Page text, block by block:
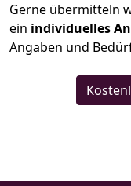
Gerne übermitteln
ein individuelles
Angaben und